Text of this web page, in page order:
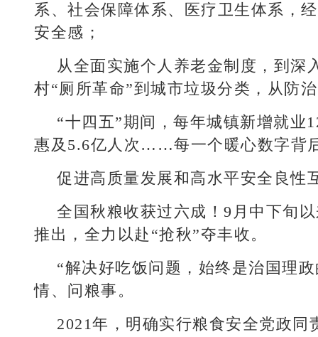
系、社会保障体系、医疗卫生体系，
安全感；
从全面实施个人养老金制度，到深
村“厕所革命”到城市垃圾分类，从防
“十四五”期间，每年城镇新增就业
惠及5.6亿人次……每一个暖心数字背
促进高质量发展和高水平安全良
全国秋粮收获过六成！9月中下旬
推出，全力以赴“抢秋”夺丰收。
“解决好吃饭问题，始终是治国理
情、问粮事。
2021年，明确实行粮食安全党政同